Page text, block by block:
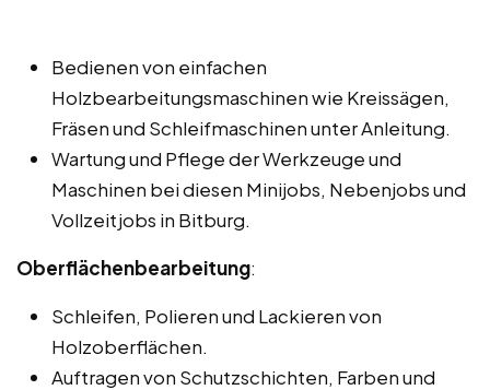
Bedienen von einfachen
Holzbearbeitungsmaschinen wie Kreissägen,
Fräsen und Schleifmaschinen unter Anleitung.
Wartung und Pflege der Werkzeuge und
Maschinen bei diesen Minijobs, Nebenjobs und
Vollzeitjobs in Bitburg.
Oberflächenbearbeitung:
Schleifen, Polieren und Lackieren von
Holzoberflächen.
Auftragen von Schutzschichten, Farben und